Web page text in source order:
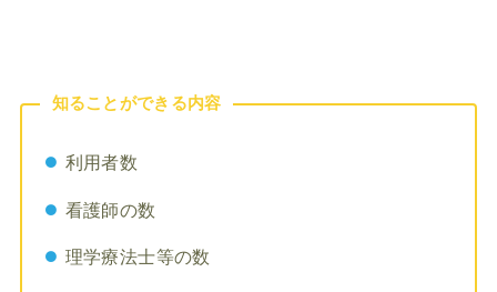
知ることができる内容
利用者数
看護師の数
理学療法士等の数